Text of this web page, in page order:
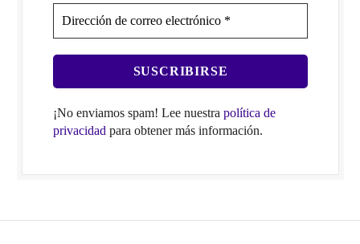
¡No enviamos spam! Lee nuestra política de
privacidad para obtener más información.